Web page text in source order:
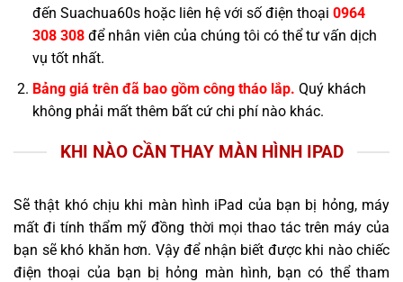
đến Suachua60s hoặc liên hệ với số điện thoại 0964
308 308để nhân viên của chúng tôi có thể tư vấn dịch
vụ tốt nhất.
Bảng giá trên đã bao gồm công tháo lắp. Quý khách
không phải mất thêm bất cứ chi phí nào khác.
KHI NÀO CẦN THAY MÀN HÌNH IPAD
Sẽ thật khó chịu khi màn hình iPad của bạn bị hỏng, máy
mất đi tính thẩm mỹ đồng thời mọi thao tác trên máy của
bạn sẽ khó khăn hơn. Vậy để nhận biết được khi nào chiếc
điện thoại của bạn bị hỏng màn hình, bạn có thể tham